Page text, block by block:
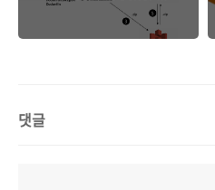
배포하기 :: 마이구미
댓글